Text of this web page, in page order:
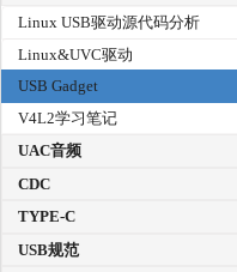
Linux USB驱动源代码分析
Linux&UVC驱动
USB Gadget
V4L2学习笔记
UAC音频
CDC
TYPE-C
USB规范